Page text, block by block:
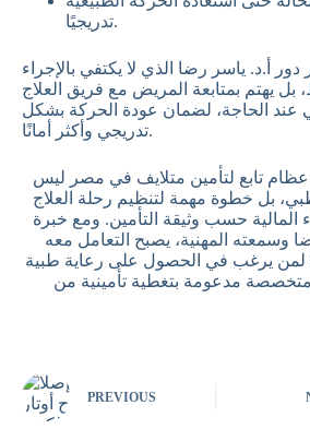
تدريجيًا.
دور أ.د. ياسر رضا الذي لا يكتفي بالإجراء
بل يهتم بمتابعة المريض مع فريق العلاج
عند الحاجة، لضمان عودة الحركة بشكل
تدريجي وأكثر أمانًا.
عظام تابع لتأمين متلايف في مصر ليس
بل خطوة مهمة لتنظيم رحلة العلاج
المالية حسب وثيقة التأمين. ومع خبرة
وسمعته المهنية، يصبح التعامل معه
لمن يرغب في الحصول على رعاية طبية
PREVIOUS